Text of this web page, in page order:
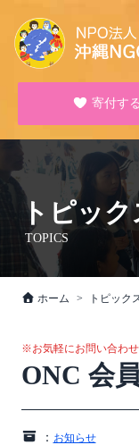
寄付する
トピック
TOPICS
ホーム トピック
※お気軽にお問い合わせ
ONC 会
： お知らせ